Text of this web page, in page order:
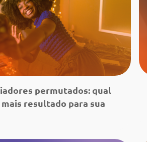
permutados: qual
resultado para sua